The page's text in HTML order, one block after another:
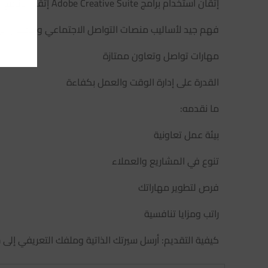
فهم جيد لأساليب منصات التواصل الاجتماعي والإعلان
مهارات تواصل وتعاون ممتازة
القدرة على إدارة الوقت والعمل بكفاءة
ما نقدمه:
بيئة عمل تعاونية
تنوع في المشاريع والعملاء
فرص لتطوير مهاراتك
راتب ومزايا تنافسية
كيفية التقديم: أرسل سيرتك الذاتية وملفك التعريفي إلى info@dali-agency.com مع كتابة “مصمم جرافيك” في خانة الموضوع.